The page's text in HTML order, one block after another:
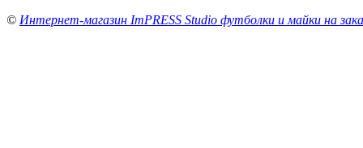
© Интернет-магазин ImPRESS Studio футболки и майки на